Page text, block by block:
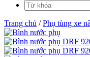
Trang chủ /Phụ tùng xe